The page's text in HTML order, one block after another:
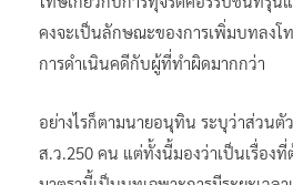
คงจะเป็นลักษณะของการเพิ่มบทลงโ
การดำเนินคดีกับผู้ที่ทำผิดมากกว่า
อย่างไรก็ตามนายอนุทิน ระบุว่าส่วน
ส.ว.250 คน แต่ทั้งนี้มองว่าเป็นเรื่อง